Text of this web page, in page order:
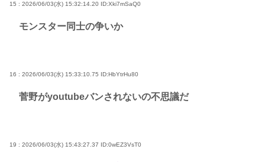
15 : 2026/06/03(水) 15:32:14.20 ID:Xki7mSaQ0
モンスター同士の争いか
16 : 2026/06/03(水) 15:33:10.75 ID:HbYtrHu80
菅野がyoutubeバンされないの不思議だ
19 : 2026/06/03(水) 15:43:27.37 ID:0wEZ3VsT0